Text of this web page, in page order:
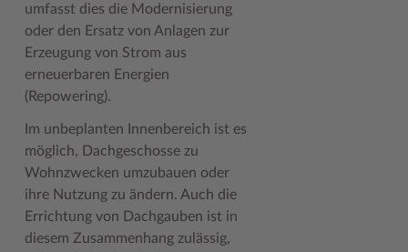
Woche der Seelischen Gesundheit
#MeinStormarn
Karrieretag
Zahlen, Daten, Fakten
umfasst dies die Modernisierung
oder den Ersatz von Anlagen zur
Erzeugung von Strom aus
erneuerbaren Energien
(Repowering).
Im unbeplanten Innenbereich ist es
möglich, Dachgeschosse zu
Wohnzwecken umzubauen oder
ihre Nutzung zu ändern. Auch die
Errichtung von Dachgauben ist in
diesem Zusammenhang zulässig,